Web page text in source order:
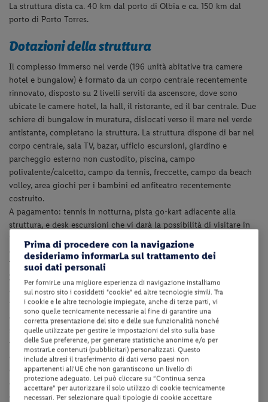
La struttura dista ca. 40 km dal porto di Olbia e ca. 150 km dal
porto di Porto Torres.
Dotazioni della struttura
Il complesso immerso nel verde (196 unità abitative tra camere
hotel e bungalow) è formato da un corpo centrale recentemente
rinnovato, disposto su 2 livelli serviti da ascensore, dove sono
ubicate le camere hotel, la hall, il ristorante, ed il bar centrale. Due
schiere di bungalow in muratura, dislocati verso il mare nel verde
antistante, completano la struttura. La struttura dispone di bar nel
corpo centrale, sala TV, bazar, ufficio escursioni, giardino e
parcheggio esterno non custodito, piscina, campo
polivalente/calcetto, campo da tennis, freccette, campo da beach
volley, area giochi per i bambini ed anfiteatro recentemente
costruito.
A pagamento: tennis in notturna, pista go-kart adiacente alla
struttura, e desk escursioni che vi darà la possibilità di visitare in
motobarca le più belle spiagge e calette della zona tra cui le isole
dell'Arcipelago della Maddalena, l’area marina protetta, isole di
Tavolara e Molara e il Golfo di Orosei.
Intolleranze:
L’hotel non è specializzato nel predisporre di appositi
cibi privi di glutine; inoltre, per quanto riguarda i cibi serviti al
tavolo e/o a buffet non è garantita la totale assenza di
contaminazione crociata nella fase di preparazione e/o di
somministrazione delle pietanze. Si fa presente però che al
ristorante sarà possibile trovare una grande varietà di alimenti, fra
cui anche pietanze che solitamente non contengono glutine oltre
che alcuni prodotti di base dedicati. Per tale motivo ed in base alla
gravità della celiachia sofferta, si invita i clienti a segnalare in fase
di prenotazione affinché, all’arrivo in struttura, il direttore
Prima di procedere con la navigazione
desideriamo informarLa sul trattamento dei
suoi dati personali
Per fornirLe una migliore esperienza di navigazione installiamo
sul nostro sito i cosiddetti "cookie" ed altre tecnologie simili. Tra
i cookie e le altre tecnologie impiegate, anche di terze parti, vi
sono quelle tecnicamente necessarie al fine di garantire una
corretta presentazione del sito e delle sue funzionalità nonché
quelle utilizzate per gestire le impostazioni del sito sulla base
delle Sue preferenze, per generare statistiche anonime e/o per
mostrarLe contenuti (pubblicitari) personalizzati. Questo
include altresì il trasferimento di dati verso paesi non
appartenenti all'UE che non garantiscono un livello di
protezione adeguato. Lei può cliccare su “Continua senza
accettare” per autorizzare il solo utilizzo di cookie tecnicamente
necessari. Per selezionare quali tipologie di cookie accettare